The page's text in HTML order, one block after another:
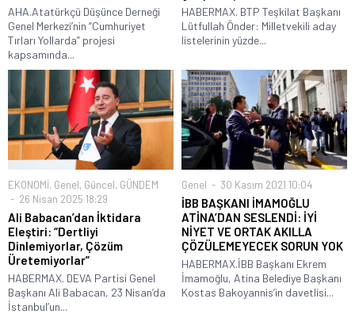
AHA.Atatürkçü Düşünce Derneği
Genel Merkezi’nin “Cumhuriyet
Tırları Yollarda” projesi
kapsamında...
HABERMAX. BTP Teşkilat Başkanı
Lütfullah Önder: Milletvekili aday
listelerinin yüzde...
EKONOMİ, Genel, Güncel, GÜNDEM
26 Nisan 2025 18:29
Ali Babacan’dan İktidara
Eleştiri: “Dertliyi
Dinlemiyorlar, Çözüm
Üretemiyorlar”
HABERMAX. DEVA Partisi Genel
Başkanı Ali Babacan, 23 Nisan’da
İstanbul’un...
Genel 30 Kasım 2021 10:04
İBB BAŞKANI İMAMOĞLU
ATİNA’DAN SESLENDİ: İYİ
NİYET VE ORTAK AKILLA
ÇÖZÜLEMEYECEK SORUN YOK
HABERMAX.İBB Başkanı Ekrem
İmamoğlu, Atina Belediye Başkanı
Kostas Bakoyannis’in davetlisi...